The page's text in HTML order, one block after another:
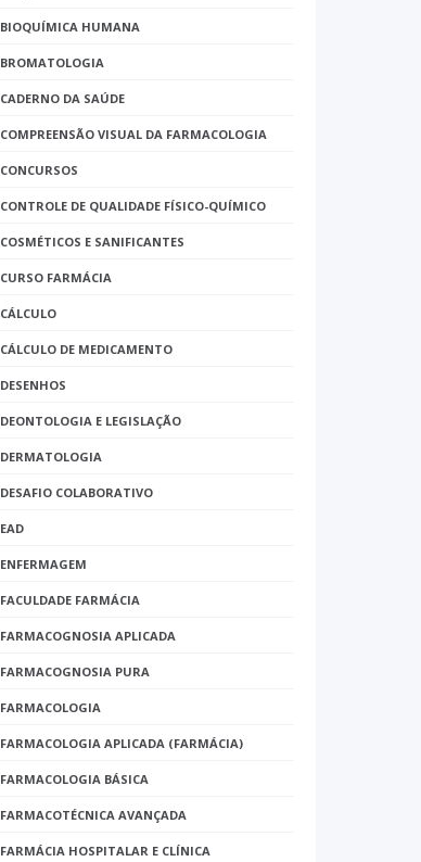
BIOQUÍMICA HUMANA
BROMATOLOGIA
CADERNO DA SAÚDE
COMPREENSÃO VISUAL DA FARMACOLOGIA
CONCURSOS
CONTROLE DE QUALIDADE FÍSICO-QUÍMICO
COSMÉTICOS E SANIFICANTES
CURSO FARMÁCIA
CÁLCULO
CÁLCULO DE MEDICAMENTO
DESENHOS
DEONTOLOGIA E LEGISLAÇÃO
DERMATOLOGIA
DESAFIO COLABORATIVO
EAD
ENFERMAGEM
FACULDADE FARMÁCIA
FARMACOGNOSIA APLICADA
FARMACOGNOSIA PURA
FARMACOLOGIA
FARMACOLOGIA APLICADA (FARMÁCIA)
FARMACOLOGIA BÁSICA
FARMACOTÉCNICA AVANÇADA
FARMÁCIA HOSPITALAR E CLÍNICA